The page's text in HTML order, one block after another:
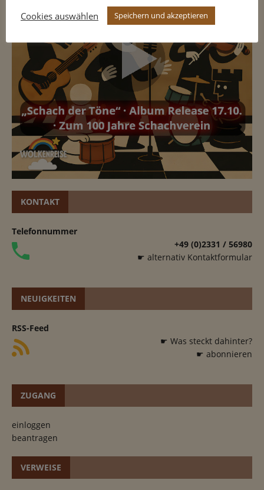
KONTAKT
Telefonnummer
+49 (0)2331 / 56980
☛ alternativ Kontaktformular
NEUIGKEITEN
RSS-Feed
☛ Was steckt dahinter?
☛ abonnieren
ZUGANG
einloggen
beantragen
VERWEISE
Cookies auswählen
Speichern und akzeptieren